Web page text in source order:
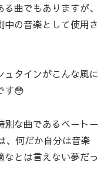
曲でもありますが、
中の音楽として使用さ
タインがこんな風に
す😳
な曲であるベートー
、何だか自分は音楽
とは言えない夢だっ